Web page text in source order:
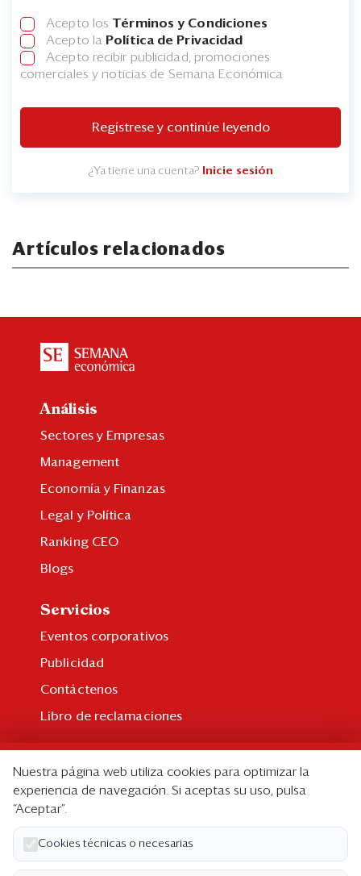
Acepto los Términos y Condiciones
Acepto la Política de Privacidad
Acepto recibir publicidad, promociones
comerciales y noticias de Semana Económica
Regístrese y continúe leyendo
¿Ya tiene una cuenta? Inicie sesión
Artículos relacionados
Análisis
Sectores y Empresas
Management
Economía y Finanzas
Legal y Política
Ranking CEO
Blogs
Servicios
Eventos corporativos
Publicidad
Contáctenos
Libro de reclamaciones
Suscripción individual
Paquetes corporativos
Edición Impresa
Nuestra página web utiliza cookies para optimizar la
experiencia de navegación. Si aceptas su uso, pulsa
“Aceptar”.
Cookies técnicas o necesarias